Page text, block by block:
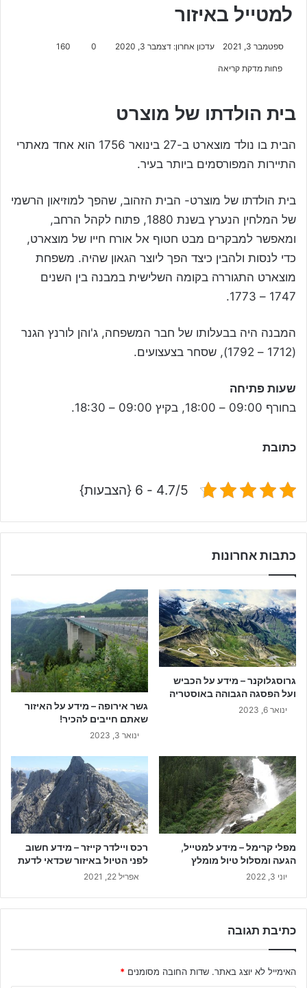
למטייל באיזור
ספטמבר 3, 2021 עדכון אחרון: דצמבר 3, 2020 0
160
פחות מדקת קריאה
בית הולדתו של מוצרט
הבית בו נולד מוצארט ב-27 בינואר 1756 הוא אחד מאתרי
התיירות המפורסמים ביותר בעיר.
בית הולדתו של מוצרט- הבית הזהוב, שהפך למוזיאון הרשמי
של המלחין הנערץ בשנת 1880, פתוח לקהל הרחב,
ומאפשר למבקרים מבט חטוף אל אורח חייו של מוצארט,
כדי לנסות ולהבין כיצד הפך ליוצר הגאון שהיה. משפחת
מוצארט התגוררה בקומה השלישית במבנה בין השנים
1747 – 1773.
המבנה היה בבעלותו של חבר המשפחה, ג'והן לורנץ הגנר
(1712 – 1792), שסחר בצעצועים.
שעות פתיחה
בחורף 09:00 – 18:00, בקיץ 09:00 – 18:30.
כתובת
4.7/5 - 6 {הצבעות}
כתבות אחרונות
גרוסגלוקנר – מידע על הכביש
ועל הפסגה הגבוהה באוסטריה
ינואר 6, 2023
גשר אירופה – מידע על האיזור
שאתם חייבים להכיר!
ינואר 3, 2023
מפלי קרימל – מידע למטייל,
הגעה ומסלול טיול מומלץ
יוני 3, 2022
רכס ויילדר קייזר – מידע חשוב
לפני הטיול באיזור שכדאי לדעת
אפריל 22, 2021
כתיבת תגובה
האימייל לא יוצג באתר. שדות החובה מסומנים *